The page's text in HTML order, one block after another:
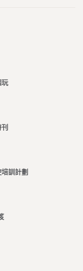
玩
訓計劃